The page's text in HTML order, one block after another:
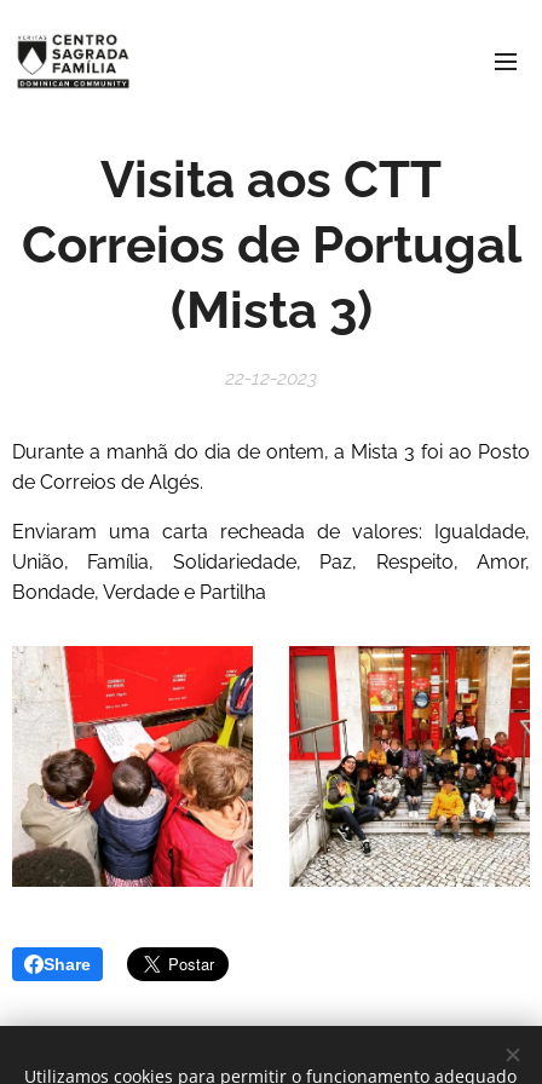
Visita aos CTT
Correios de Portugal
(Mista 3)
22-12-2023
Durante a manhã do dia de ontem, a Mista 3 foi ao Posto
de Correios de Algés.
Enviaram uma carta recheada de valores: Igualdade,
União, Família, Solidariedade, Paz, Respeito, Amor,
Bondade, Verdade e Partilha
Share
Utilizamos cookies para permitir o funcionamento adequado